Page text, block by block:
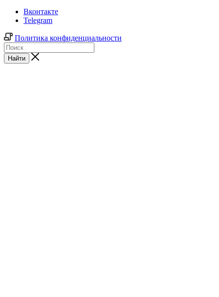
Вконтакте
Telegram
Политика конфиденциальности
Найти